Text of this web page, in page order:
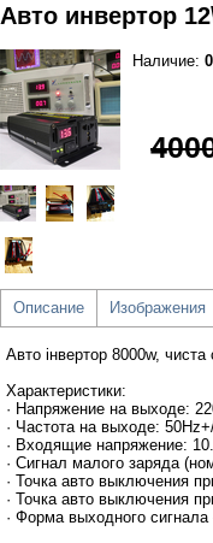
Авто инвертор
Наличие: 0
Описание Изображения
Авто інвертор 8000w, чиста
Характеристики:
· Напряжение на выходе:
· Частота на выходе:
· Входящие напряжение:
· Сигнал малого заряда
· Точка авто выключения
· Точка авто выключения
· Форма выходного